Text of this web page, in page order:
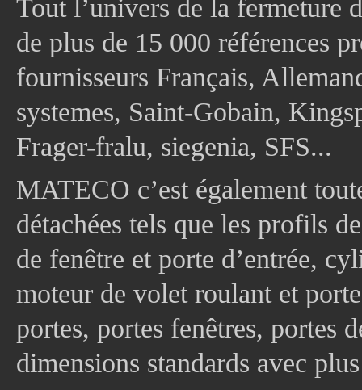
Tout l’univers de la fermeture
de plus de 15 000 références
fournisseurs Français,
systemes, Saint-Gobain,
Frager-fralu, siegenia, SFS...
MATECO c’est également
détachées tels que les profils
de fenêtre et porte d’entrée,
moteur de volet roulant et
portes, portes fenêtres, portes
dimensions standards avec